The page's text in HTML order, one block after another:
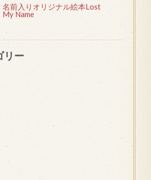
名前入りオリジナル絵本Lost
My Name
リー